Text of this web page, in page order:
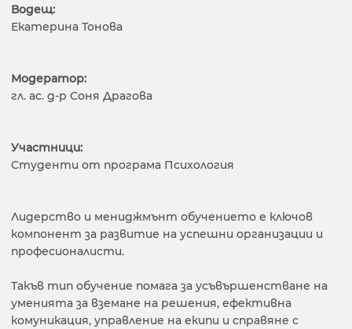
Водещ:
Екатерина Тонова
Модератор:
гл. ас. д-р Соня Драгова
Участници:
Студенти от програма Психология
Лидерство и мениджмънт обучението е ключов
компонент за развитие на успешни организации и
професионалисти.
Такъв тип обучение помага за усъвършенстване на
уменията за вземане на решения, ефективна
комуникация, управление на екипи и справяне с